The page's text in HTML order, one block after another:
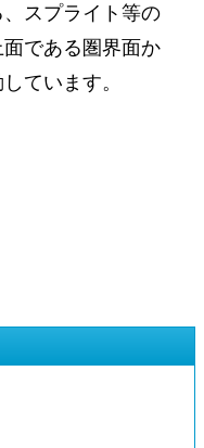
スプライト等の
である圏界面か
ています。